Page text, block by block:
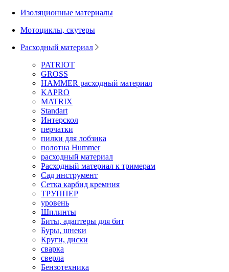
Изоляционные материалы
Мотоциклы, скутеры
Расходный материал
PATRIOT
GROSS
HAMMER расходный материал
KAPRO
MATRIX
Standart
Интерскол
перчатки
пилки для лобзика
полотна Hummer
расходный материал
Расходный материал к тримерам
Сад инструмент
Сетка карбид кремния
ТРУППЕР
уровень
Шплинты
Биты, адаптеры для бит
Буры, шнеки
Круги, диски
сварка
сверла
Бензотехника